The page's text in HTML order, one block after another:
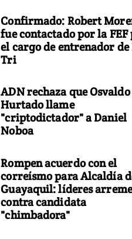
Confirmado: Robert
fue contactado por la FEF
el cargo de entrenador de
Tri
ADN rechaza que Osvaldo
Hurtado llame
"criptodictador" a Daniel
Noboa
Rompen acuerdo con el
correísmo para Alcaldía
Guayaquil: líderes
contra candidata
"chimbadora"